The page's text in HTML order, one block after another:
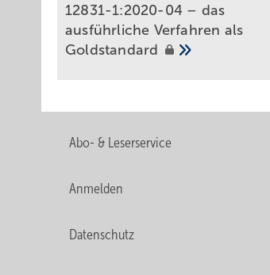
12831-­1:2020-04 – das
ausführliche Verfahren als
Goldstandard
Abo- & Leserservice
Anmelden
Datenschutz